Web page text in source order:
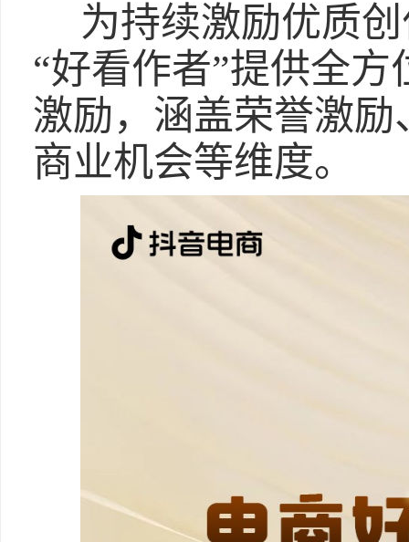
为持续激励优质
“好看作者”提供全
激励，涵盖荣誉激
商业机会等维度。